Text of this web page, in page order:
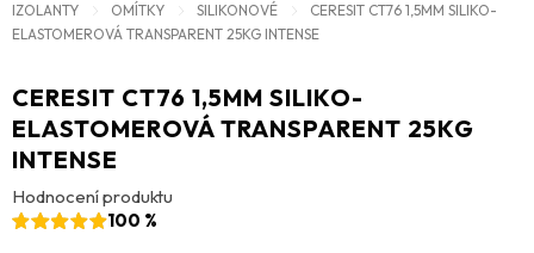
IZOLANTY
OMÍTKY SILIKONOVÉ
CERESIT CT76 1,5MM SILIKO-
ELASTOMEROVÁ TRANSPARENT 25KG INTENSE
CERESIT CT76 1,5MM SILIKO-
ELASTOMEROVÁ TRANSPARENT 25KG
INTENSE
Hodnocení produktu
100 %